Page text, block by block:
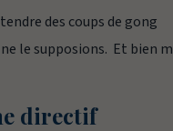
des coups de gong
le supposions. Et bien
directif